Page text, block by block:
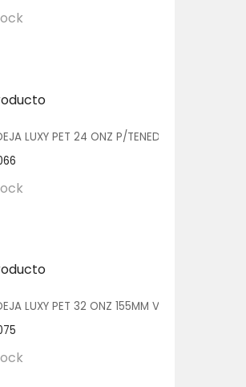
LUXY PET 24 ONZ P/TENEDOR 140MM
LUXY PET 32 ONZ 155MM V00604 1/280